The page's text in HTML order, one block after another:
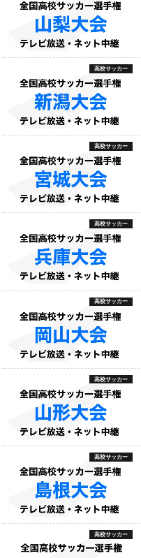
高校サッカー
高校サッカー
高校サッカー
高校サッカー
高校サッカー
高校サッカー
高校サッカー